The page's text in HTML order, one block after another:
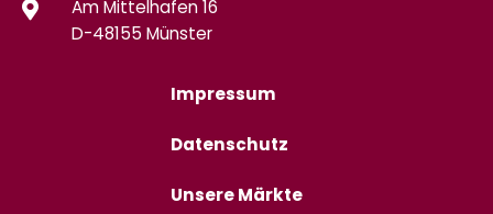
Am Mittelhafen 16
D-48155 Münster
Impressum
Datenschutz
Unsere Märkte